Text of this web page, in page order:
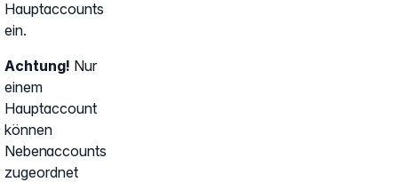
Hauptaccounts
ein.
Achtung! Nur
einem
Hauptaccount
können
Nebenaccounts
zugeordnet